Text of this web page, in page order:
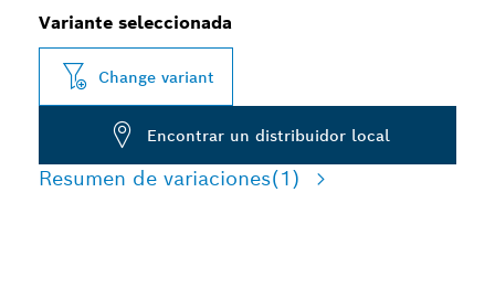
Variante seleccionada
Change variant
Encontrar un distribuidor local
Resumen de variaciones(1)